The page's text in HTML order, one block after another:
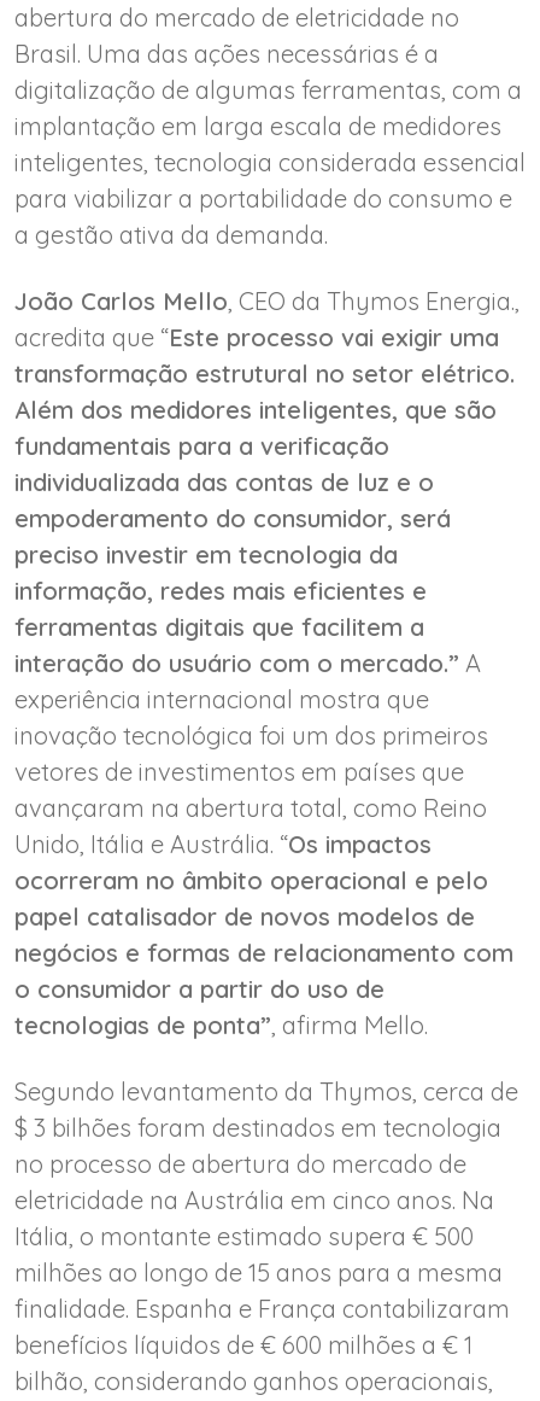
abertura do mercado de eletricidade no
Brasil. Uma das ações necessárias é a
digitalização de algumas ferramentas, com a
implantação em larga escala de medidores
inteligentes, tecnologia considerada essencial
para viabilizar a portabilidade do consumo e
a gestão ativa da demanda.
João Carlos Mello , CEO da Thymos Energia.,
acredita que “Este processo vai exigir uma
transformação estrutural no setor elétrico.
Além dos medidores inteligentes, que são
fundamentais para a verificação
individualizada das contas de luz e o
empoderamento do consumidor, será
preciso investir em tecnologia da
informação, redes mais eficientes e
ferramentas digitais que facilitem a
interação do usuário com o mercado.” A
experiência internacional mostra que
inovação tecnológica foi um dos primeiros
vetores de investimentos em países que
avançaram na abertura total, como Reino
Unido, Itália e Austrália. “Os impactos
ocorreram no âmbito operacional e pelo
papel catalisador de novos modelos de
negócios e formas de relacionamento com
o consumidor a partir do uso de
tecnologias de ponta” , afirma Mello.
Segundo levantamento da Thymos, cerca de
$ 3 bilhões foram destinados em tecnologia
no processo de abertura do mercado de
eletricidade na Austrália em cinco anos. Na
Itália, o montante estimado supera € 500
milhões ao longo de 15 anos para a mesma
finalidade. Espanha e França contabilizaram
benefícios líquidos de € 600 milhões a € 1
bilhão, considerando ganhos operacionais,